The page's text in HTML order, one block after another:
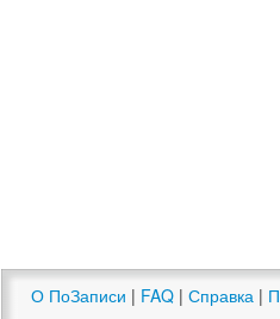
О ПоЗаписи | FAQ | Справка |